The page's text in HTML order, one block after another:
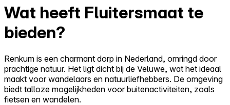
Wat heeft Fluitersmaat te
bieden?
Renkum is een charmant dorp in Nederland, omringd door
prachtige natuur. Het ligt dicht bij de Veluwe, wat het ideaal
maakt voor wandelaars en natuurliefhebbers. De omgeving
biedt talloze mogelijkheden voor buitenactiviteiten, zoals
fietsen en wandelen.